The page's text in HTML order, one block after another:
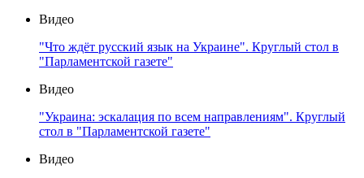
Видео
"Что ждёт русский язык на Украине". Круглый стол в
"Парламентской газете"
Видео
"Украина: эскалация по всем направлениям". Круглый
стол в "Парламентской газете"
Видео